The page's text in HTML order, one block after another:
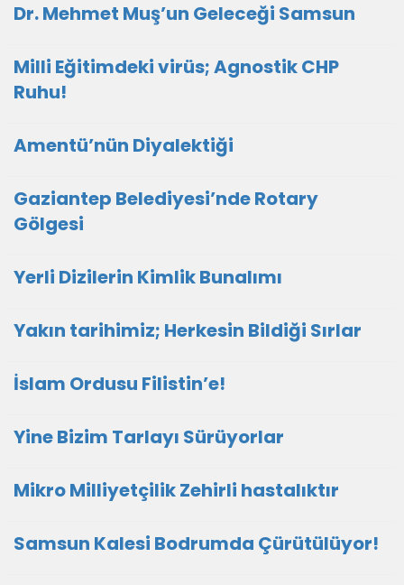
Dr. Mehmet Muş’un Geleceği Samsun
Milli Eğitimdeki virüs; Agnostik CHP
Ruhu!
Amentü’nün Diyalektiği
Gaziantep Belediyesi’nde Rotary
Gölgesi
Yerli Dizilerin Kimlik Bunalımı
Yakın tarihimiz; Herkesin Bildiği Sırlar
İslam Ordusu Filistin’e!
Yine Bizim Tarlayı Sürüyorlar
Mikro Milliyetçilik Zehirli hastalıktır
Samsun Kalesi Bodrumda Çürütülüyor!